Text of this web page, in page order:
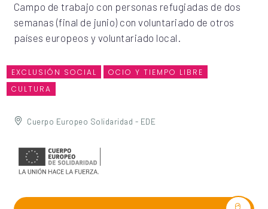
Campo de trabajo con personas refugiadas de dos
semanas (final de junio) con voluntariado de otros
países europeos y voluntariado local.
EXCLUSIÓN SOCIAL
OCIO Y TIEMPO LIBRE
CULTURA
Cuerpo Europeo Solidaridad - EDE